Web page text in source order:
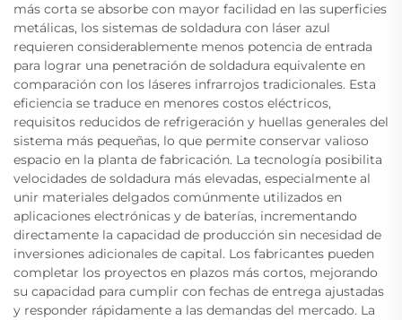
más corta se absorbe con mayor facilidad en las superficies
metálicas, los sistemas de soldadura con láser azul
requieren considerablemente menos potencia de entrada
para lograr una penetración de soldadura equivalente en
comparación con los láseres infrarrojos tradicionales. Esta
eficiencia se traduce en menores costos eléctricos,
requisitos reducidos de refrigeración y huellas generales del
sistema más pequeñas, lo que permite conservar valioso
espacio en la planta de fabricación. La tecnología posibilita
velocidades de soldadura más elevadas, especialmente al
unir materiales delgados comúnmente utilizados en
aplicaciones electrónicas y de baterías, incrementando
directamente la capacidad de producción sin necesidad de
inversiones adicionales de capital. Los fabricantes pueden
completar los proyectos en plazos más cortos, mejorando
su capacidad para cumplir con fechas de entrega ajustadas
y responder rápidamente a las demandas del mercado. La